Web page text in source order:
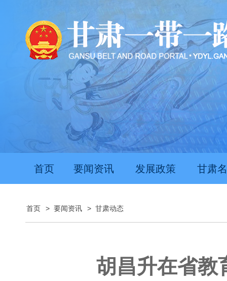
首页 要闻资讯 发展政策 甘肃
首页 > 要闻资讯 > 甘肃动态
胡昌升在省教